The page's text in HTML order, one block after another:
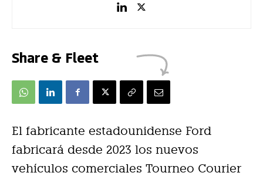
Share & Fleet
El fabricante estadounidense Ford
fabricará desde 2023 los nuevos
vehículos comerciales Tourneo Courier